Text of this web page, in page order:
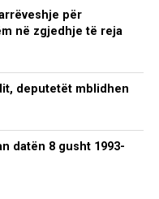
për
në zgjedhje të reja
deputetët mblidhen
datën 8 gusht 1993-